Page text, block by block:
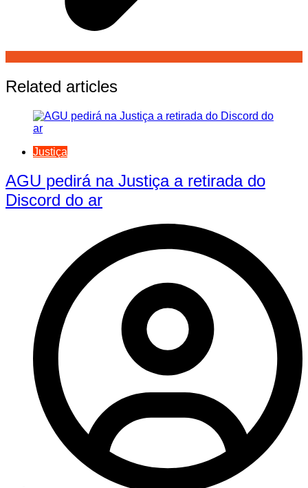
Related articles
Justiça
AGU pedirá na Justiça a retirada do
Discord do ar